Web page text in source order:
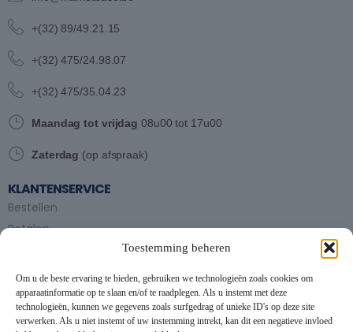
Toestemming beheren
Om u de beste ervaring te bieden, gebruiken we technologieën zoals cookies om
apparaatinformatie op te slaan en/of te raadplegen. Als u instemt met deze
technologieën, kunnen we gegevens zoals surfgedrag of unieke ID's op deze site
verwerken. Als u niet instemt of uw instemming intrekt, kan dit een negatieve invloed
+(32) 89/49.21.15
+(32) 475/24.98.07
+(32) 475/35.04.23
Maandag tot vrijdag 08u00 tot 17u00
Zaterdag (op afspraak)
KLANTENSERVICE
Bestellen
Betalen
Partytent huren
Handleiding partytenten
VOORWAARDEN